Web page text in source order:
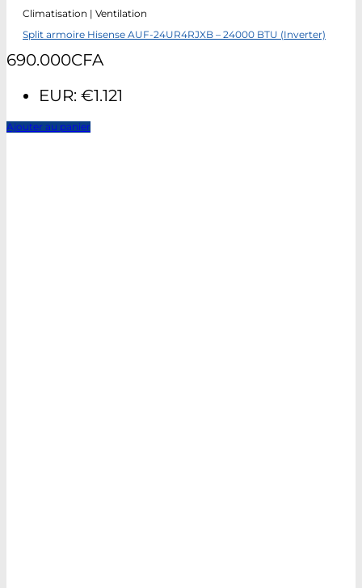
Climatisation | Ventilation
Split armoire Hisense AUF-24UR4RJXB – 24000 BTU (Inverter)
690.000CFA
EUR: €1.121
Ajouter au panier